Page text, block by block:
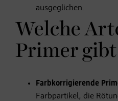
ausgeglichen.
Welche
Primer gibt
Farbkorrigierende
Farbpartikel, die